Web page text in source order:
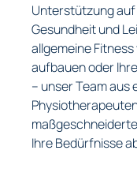
Unterstützung auf
Gesundheit und
allgemeine
aufbauen oder
– unser Team
Ihre Bedürfnisse